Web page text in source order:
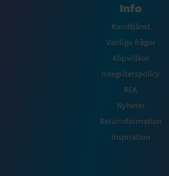
Info
Kundtjänst
Vanliga frågor
Köpvillkor
Integritetspolicy
REA
Nyheter
Returinformation
Inspiration